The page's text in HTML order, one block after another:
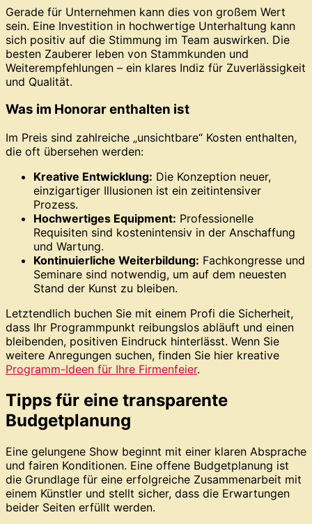
Gerade für Unternehmen kann dies von großem Wert
sein. Eine Investition in hochwertige Unterhaltung kann
sich positiv auf die Stimmung im Team auswirken. Die
besten Zauberer leben von Stammkunden und
Weiterempfehlungen – ein klares Indiz für Zuverlässigkeit
und Qualität.
Was im Honorar enthalten ist
Im Preis sind zahlreiche „unsichtbare“ Kosten enthalten,
die oft übersehen werden:
Kreative Entwicklung: Die Konzeption neuer,
einzigartiger Illusionen ist ein zeitintensiver
Prozess.
Hochwertiges Equipment: Professionelle
Requisiten sind kostenintensiv in der Anschaffung
und Wartung.
Kontinuierliche Weiterbildung: Fachkongresse und
Seminare sind notwendig, um auf dem neuesten
Stand der Kunst zu bleiben.
Letztendlich buchen Sie mit einem Profi die Sicherheit,
dass Ihr Programmpunkt reibungslos abläuft und einen
bleibenden, positiven Eindruck hinterlässt. Wenn Sie
weitere Anregungen suchen, finden Sie hier kreative
Programm-Ideen für Ihre Firmenfeier.
Tipps für eine transparente
Budgetplanung
Eine gelungene Show beginnt mit einer klaren Absprache
und fairen Konditionen. Eine offene Budgetplanung ist
die Grundlage für eine erfolgreiche Zusammenarbeit mit
einem Künstler und stellt sicher, dass die Erwartungen
beider Seiten erfüllt werden.